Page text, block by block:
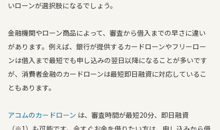
いローンが選択肢になるでしょう。
金融機関やローン商品によって、審査から借入までの早さに違い
があります。例えば、銀行が提供するカードローンやフリーロー
ンは借入まで最短でも申し込みの翌日以降になることが多いです
が、消費者金融のカードローンは最短即日融資に対応しているこ
ともあります。
アコムのカードローン は、審査時間が最短20分、即日融資